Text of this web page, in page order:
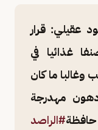
عقيلي: قرار
التعليم بمنع بيع 30 صنفا غذائيا في
وغالبا ما كان
مهدرجة
#الراصد